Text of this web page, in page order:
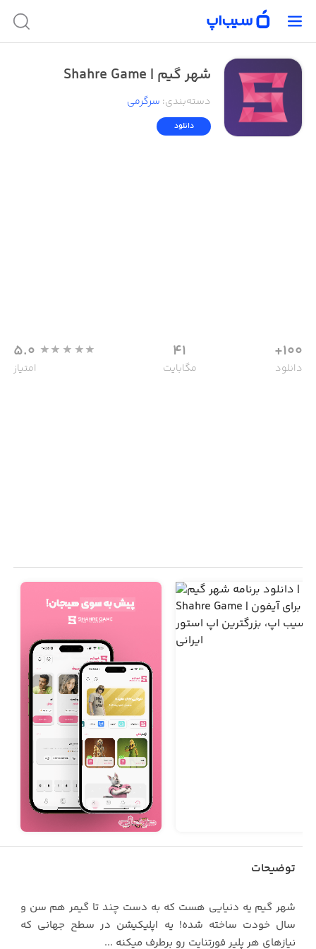
شهر گیم | Shahre Game
دسته‌بندی: سرگرمی
دانلود
100+
دانلود
41
مگابایت
5.0
امتیاز
توضیحات
شهر گیم یه دنیایی هست که به دست چند تا گیمر هم سن و
سال خودت ساخته شده! یه اپلیکیشن در سطح جهانی که
نیازهای هر پلیر فورتنایت رو برطرف میکنه ...